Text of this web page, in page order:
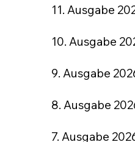
11. Ausgabe
10. Ausgabe
9. Ausgabe
8. Ausgabe
7. Ausgabe